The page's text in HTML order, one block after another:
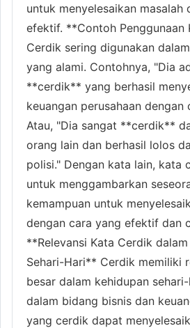
untuk menyelesaikan masalah
efektif. **Contoh Penggunaan
Cerdik sering digunakan
yang alami. Contohnya, "Dia
**cerdik** yang berhasil
keuangan perusahaan dengan
Atau, "Dia sangat **cerdik**
orang lain dan berhasil lolos
polisi." Dengan kata lain, kata
untuk menggambarkan
kemampuan untuk
dengan cara yang efektif dan
**Relevansi Kata Cerdik
Sehari-Hari** Cerdik memiliki
besar dalam kehidupan
dalam bidang bisnis dan
yang cerdik dapat